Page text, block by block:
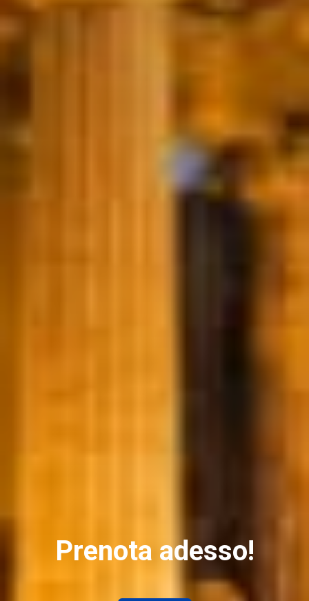
Prenota adesso!